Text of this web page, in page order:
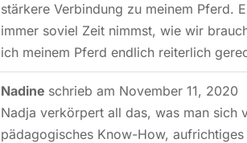
stärkere Verbindung zu meinem Pferd.
immer soviel Zeit nimmst, wie wir
ich meinem Pferd endlich reiterlich
Nadine schrieb am November 11, 2020
Nadja verkörpert all das, was man sich
pädagogisches Know-How,